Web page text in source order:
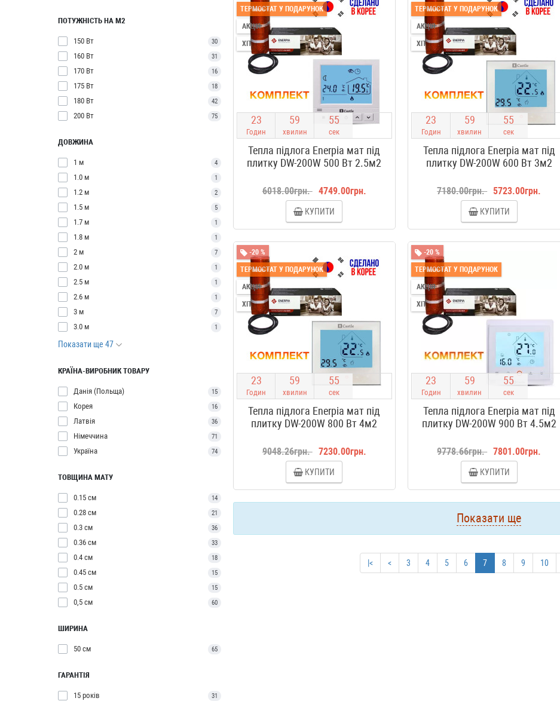
ПОТУЖНІСТЬ НА М2
150 Вт 30
160 Вт 31
170 Вт 16
175 Вт 18
180 Вт 42
200 Вт 75
ДОВЖИНА
1 м 4
1.0 м 1
1.2 м 2
1.5 м 5
1.7 м 1
1.8 м 1
2 м 7
2.0 м 1
2.5 м 1
2.6 м 1
3 м 7
3.0 м 1
Показати ще 47
КРАЇНА-ВИРОБНИК ТОВАРУ
Данія (Польща) 15
Корея 16
Латвія 36
Німеччина 71
Україна 74
ТОВЩИНА МАТУ
0.15 см 14
0.28 см 21
0.3 см 36
0.36 см 33
0.4 см 18
0.45 см 15
0.5 см 15
0,5 см 60
ШИРИНА
50 см 65
ГАРАНТІЯ
15 років 31
ТЕРМОСТАТ У ПОДАРУНОК
АКЦІЯ
ХІТ
23
Годин
59
хвилин
54
сек
Тепла підлога Enerpia мат під
плитку DW-200W 500 Вт 2.5м2
6018.00грн. 4749.00грн.
КУПИТИ
ТЕРМОСТАТ У ПОДАРУНОК
АКЦІЯ
ХІТ
23
Годин
59
хвилин
54
сек
Тепла підлога Enerpia мат під
плитку DW-200W 600 Вт 3м2
7180.00грн. 5723.00грн.
КУПИТИ
-20 %
ТЕРМОСТАТ У ПОДАРУНОК
АКЦІЯ
ХІТ
23
Годин
59
хвилин
54
сек
Тепла підлога Enerpia мат під
плитку DW-200W 800 Вт 4м2
9048.26грн. 7230.00грн.
КУПИТИ
-20 %
ТЕРМОСТАТ У ПОДАРУНОК
АКЦІЯ
ХІТ
23
Годин
59
хвилин
54
сек
Тепла підлога Enerpia мат під
плитку DW-200W 900 Вт 4.5м2
9778.66грн. 7801.00грн.
КУПИТИ
Показати ще
|< < 3 4 5 6 7 8 9 10